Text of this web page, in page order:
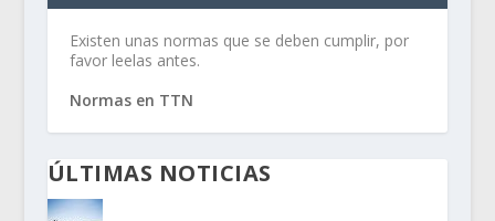
Existen unas normas que se deben cumplir, por
favor leelas antes.
Normas en TTN
ÚLTIMAS NOTICIAS